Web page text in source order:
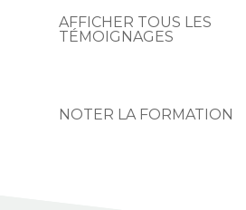
AFFICHER TOUS LES
TÉMOIGNAGES
NOTER LA FORMATION